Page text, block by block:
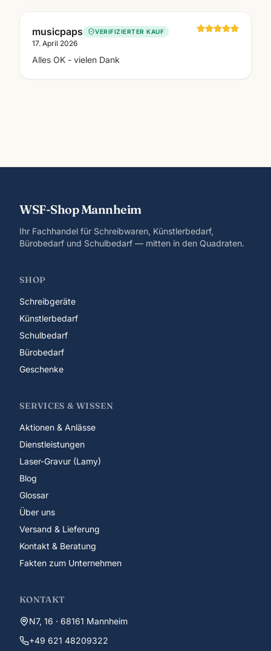
musicpaps VERIFIZIERTER KAUF
17. April 2026
Alles OK - vielen Dank
WSF-Shop Mannheim
Ihr Fachhandel für Schreibwaren, Künstlerbedarf,
Bürobedarf und Schulbedarf — mitten in den Quadraten.
SHOP
Schreibgeräte
Künstlerbedarf
Schulbedarf
Bürobedarf
Geschenke
SERVICES & WISSEN
Aktionen & Anlässe
Dienstleistungen
Laser-Gravur (Lamy)
Blog
Glossar
Über uns
Versand & Lieferung
Kontakt & Beratung
Fakten zum Unternehmen
KONTAKT
N7, 16 · 68161 Mannheim
+49 621 48209322